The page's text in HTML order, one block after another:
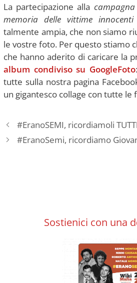
La partecipazione alla
memoria delle vittime
talmente ampia, che non siamo
le vostre foto. Per questo stiamo
che hanno aderito di caricare la
album condiviso su GoogleFoto
tutte sulla nostra pagina
un gigantesco collage con tutte le
#EranoSEMI, ricordiamoli
#EranoSemi, ricordiamo
Sostienici con una